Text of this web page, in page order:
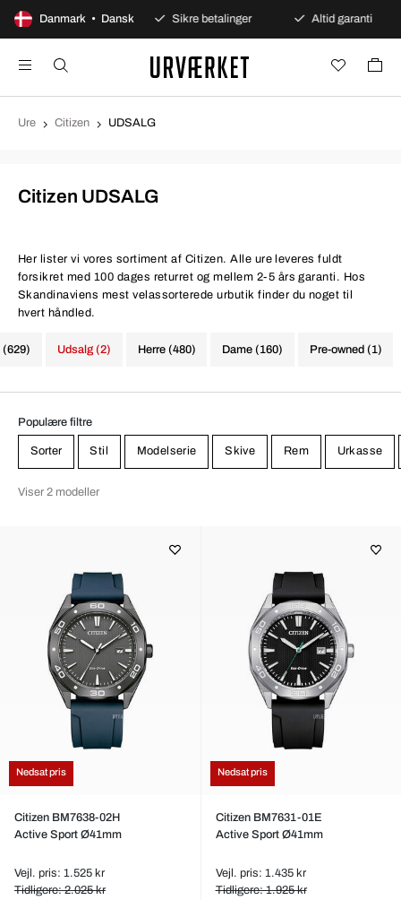
Danmark • Dansk
dages åbent køb Sikre betalinger Altid garanti
Ure Citizen UDSALG
Citizen UDSALG
Her lister vi vores sortiment af Citizen. Alle ure leveres fuldt
forsikret med 100 dages returret og mellem 2-5 års garanti. Hos
Skandinaviens mest velassorterede urbutik finder du noget til
hvert håndled.
(629) Herre (480) Dame (160) Pre-owned (1)
Udsalg (2)
Populære filtre
Sorter Stil Modelserie Skive Rem Urkasse
Viser 2 modeller
Nedsat pris
Citizen BM7638-02H
Active Sport Ø41mm
Vejl. pris: 1.525 kr
Tidligere: 2.025 kr
Nedsat pris
Citizen BM7631-01E
Active Sport Ø41mm
Vejl. pris: 1.435 kr
Tidligere: 1.925 kr